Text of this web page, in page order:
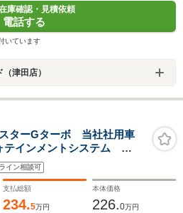
庫確認・見積依頼
電話する
いています
津田店）
ターGターボ 当社社用車
インメントシステム
ートスライドドア 全方
イン相談可
支払総額
234.5万円
本体価格
226.0万円